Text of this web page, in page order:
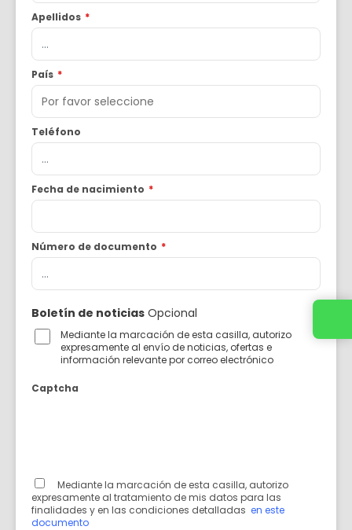
Apellidos *
País *
Teléfono
Fecha de nacimiento *
Número de documento *
Boletín de noticias Opcional
Mediante la marcación de esta casilla, autorizo
expresamente al envío de noticias, ofertas e
información relevante por correo electrónico
Captcha
Mediante la marcación de esta casilla, autorizo
expresamente al tratamiento de mis datos para las
finalidades y en las condiciones detalladas en este
documento